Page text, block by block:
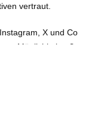
vertraut.
X und Co
Möglichkeiten?